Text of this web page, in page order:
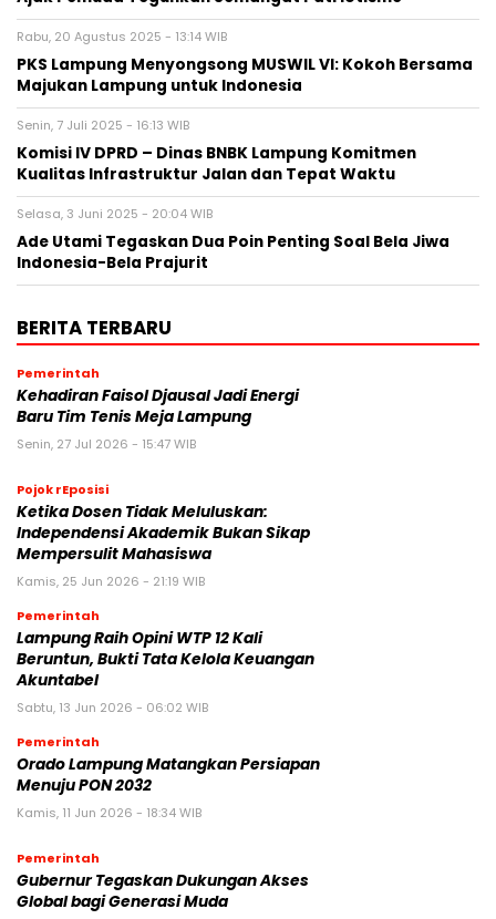
Rabu, 20 Agustus 2025 - 13:14 WIB
PKS Lampung Menyongsong MUSWIL VI: Kokoh Bersama
Majukan Lampung untuk Indonesia
Senin, 7 Juli 2025 - 16:13 WIB
Komisi IV DPRD – Dinas BNBK Lampung Komitmen
Kualitas Infrastruktur Jalan dan Tepat Waktu
Selasa, 3 Juni 2025 - 20:04 WIB
Ade Utami Tegaskan Dua Poin Penting Soal Bela Jiwa
Indonesia-Bela Prajurit
BERITA TERBARU
Pemerintah
Kehadiran Faisol Djausal Jadi Energi
Baru Tim Tenis Meja Lampung
Senin, 27 Jul 2026 - 15:47 WIB
Pojok rEposisi
Ketika Dosen Tidak Meluluskan:
Independensi Akademik Bukan Sikap
Mempersulit Mahasiswa
Kamis, 25 Jun 2026 - 21:19 WIB
Pemerintah
Lampung Raih Opini WTP 12 Kali
Beruntun, Bukti Tata Kelola Keuangan
Akuntabel
Sabtu, 13 Jun 2026 - 06:02 WIB
Pemerintah
Orado Lampung Matangkan Persiapan
Menuju PON 2032
Kamis, 11 Jun 2026 - 18:34 WIB
Pemerintah
Gubernur Tegaskan Dukungan Akses
Global bagi Generasi Muda